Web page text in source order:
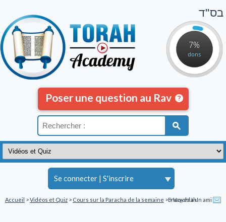
7%
dons
Se connecter | S'inscrire
בס"ד
Poser une question au Rav
Accueil >Vidéos et Quiz > Cours sur la Paracha de la semaine >> Vaychlah'
Envoyez à un ami